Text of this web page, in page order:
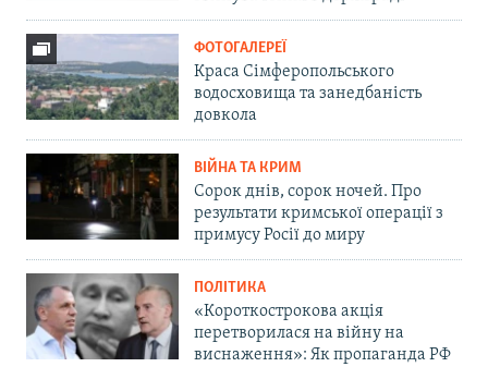
ФОТОГАЛЕРЕЇ
Краса Сімферопольського
водосховища та занедбаність
довкола
ВІЙНА ТА КРИМ
Сорок днів, сорок ночей. Про
результати кримської операції з
примусу Росії до миру
ПОЛІТИКА
«Короткострокова акція
перетворилася на війну на
виснаження»: Як пропаганда РФ